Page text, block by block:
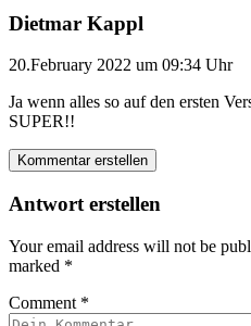
Dietmar Kappl
20.February 2022 um 09:34 Uhr
Ja wenn alles so auf den ersten
SUPER!!
Kommentar erstellen
Antwort erstellen
Your email address will not be
marked *
Comment *